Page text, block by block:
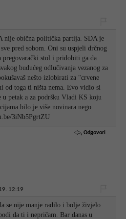
nije obična politička partija. SDA je
pred sobom. Oni su uspjeli drčnog
pregovarački stol i pridobiti ga da
budućeg odlučivanja vezanog za
nešto izlobirati za "crvene
od toga ti ništa nema. Evo vidio si
u petak a za podršku Vladi KS koju
bilo je više novinara nego
3iNb5PgrtZU
Odgovori
12:19
se nije manje radilo i bolje živjelo
da ti i nepričam. Bar danas u